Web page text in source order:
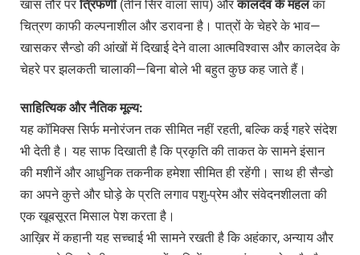
खास तौर परत्रिफणी(तीन सिर वाला सांप) औरकालदेवकेमहलका
चित्रण काफी कल्पनाशील और डरावना है। पात्रों के चेहरे के भाव—
खासकर सैन्डो की आंखों में दिखाई देने वाला आत्मविश्वास और कालदेव के
चेहरे पर झलकती चालाकी—बिना बोले भी बहुत कुछ कह जाते हैं।
साहित्यिकऔरनैतिकमूल्य:
यह कॉमिक्स सिर्फ मनोरंजन तक सीमित नहीं रहती, बल्कि कई गहरे संदेश
भी देती है। यह साफ दिखाती है कि प्रकृति की ताकत के सामने इंसान
की मशीनें और आधुनिक तकनीक हमेशा सीमित ही रहेंगी। साथ ही सैन्डो
का अपने कुत्ते और घोड़े के प्रति लगाव पशु-प्रेम और संवेदनशीलता की
एक खूबसूरत मिसाल पेश करता है।
आख़िर में कहानी यह सच्चाई भी सामने रखती है कि अहंकार, अन्याय और